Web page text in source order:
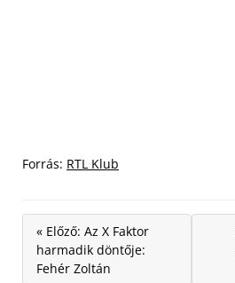
Forrás: RTL Klub
« Előző: Az X Faktor
harmadik döntője:
Fehér Zoltán